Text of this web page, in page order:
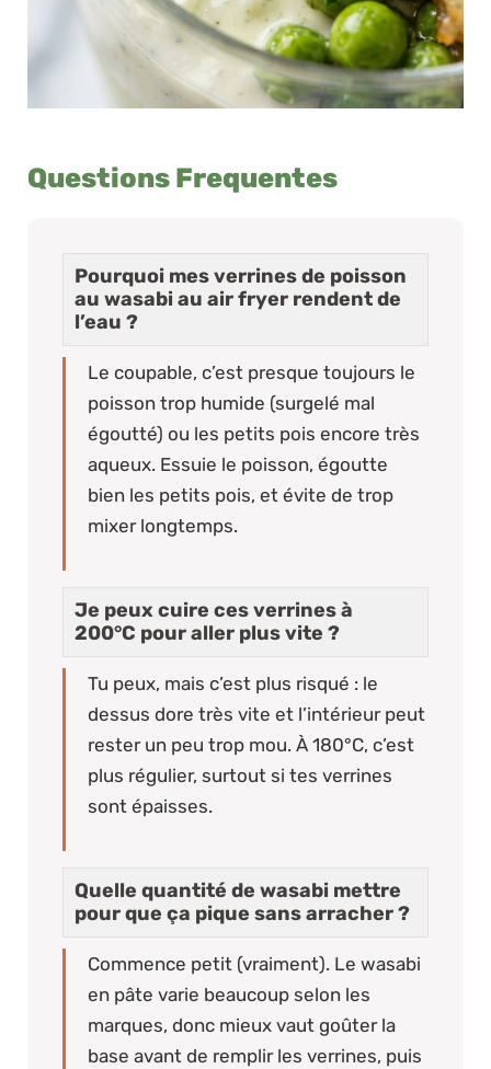
Questions Frequentes
Pourquoi mes verrines de poisson
au wasabi au air fryer rendent de
l’eau ?
Le coupable, c’est presque toujours le
poisson trop humide (surgelé mal
égoutté) ou les petits pois encore très
aqueux. Essuie le poisson, égoutte
bien les petits pois, et évite de trop
mixer longtemps.
Je peux cuire ces verrines à
200°C pour aller plus vite ?
Tu peux, mais c’est plus risqué : le
dessus dore très vite et l’intérieur peut
rester un peu trop mou. À 180°C, c’est
plus régulier, surtout si tes verrines
sont épaisses.
Quelle quantité de wasabi mettre
pour que ça pique sans arracher ?
Commence petit (vraiment). Le wasabi
en pâte varie beaucoup selon les
marques, donc mieux vaut goûter la
base avant de remplir les verrines, puis